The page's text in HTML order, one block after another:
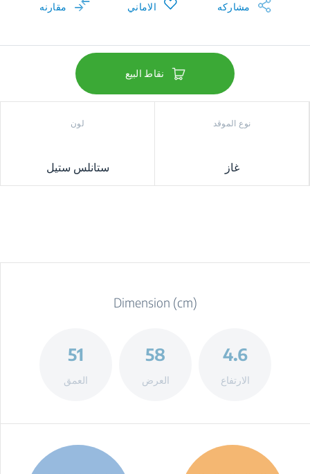
مشاركه الاماني مقارنه
نقاط البيع
نوع الموقد
غاز
لون
ستانلس ستيل
Dimension (cm)
4.6
الارتفاع
58
العرض
51
العمق